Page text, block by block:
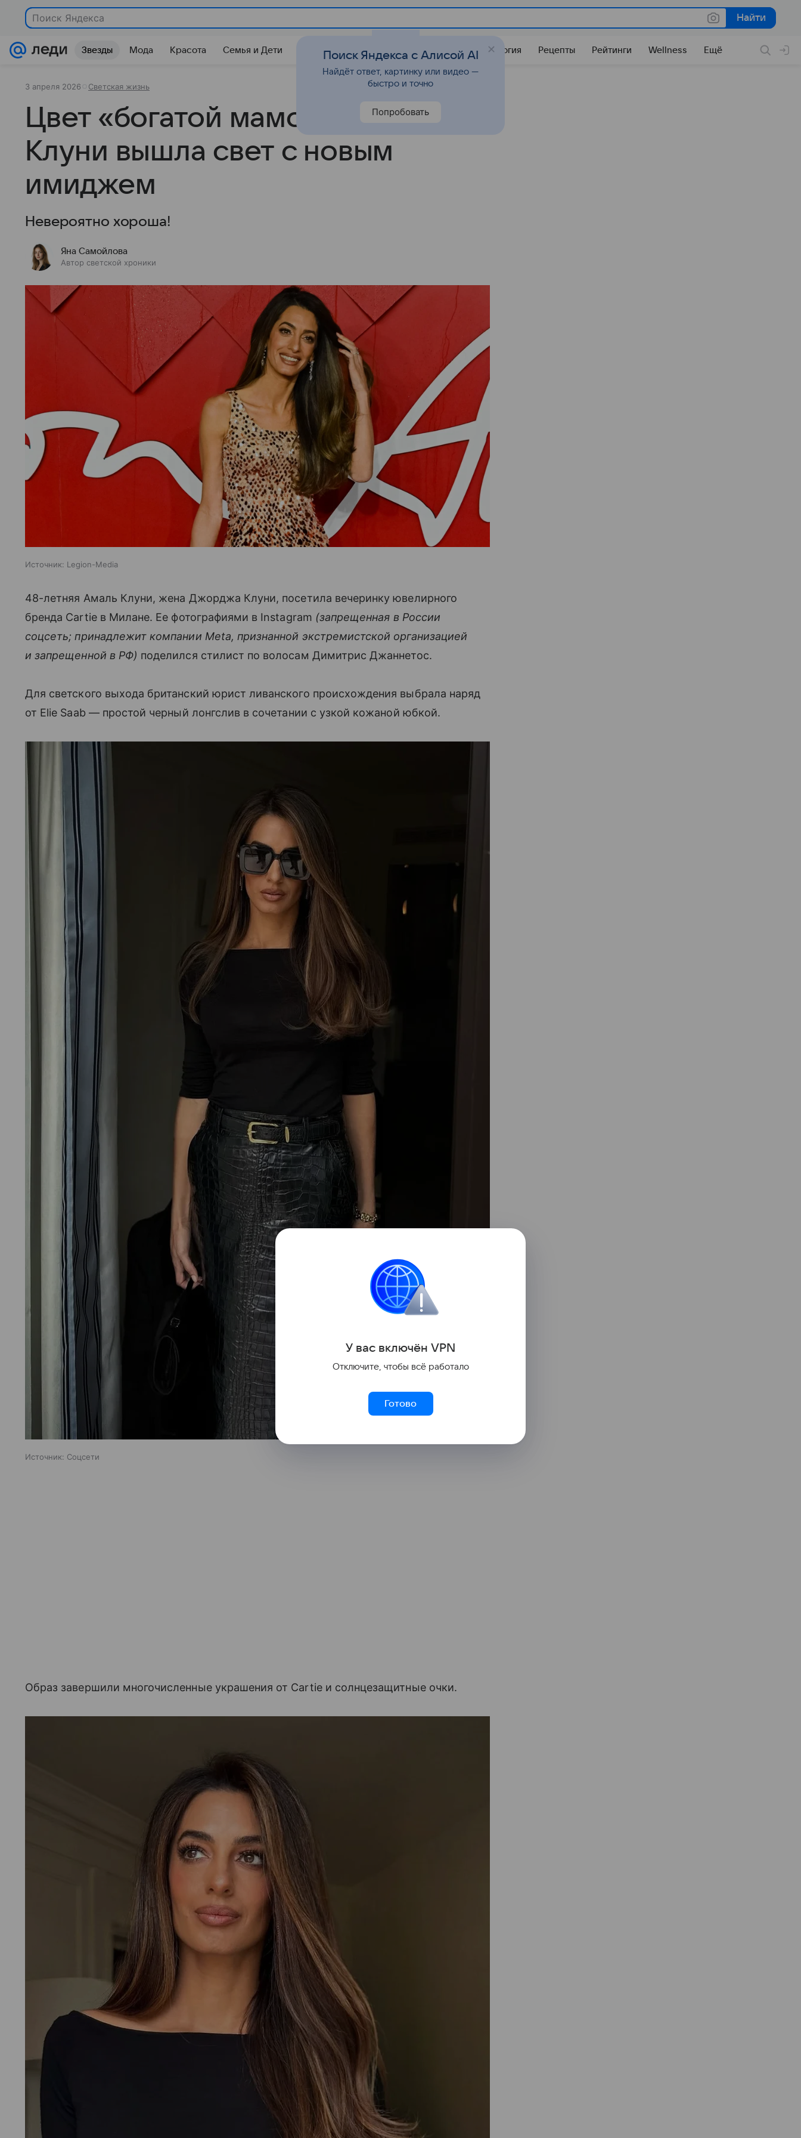
Поиск Яндекса Найти
Найти
Звезды Мода Красота Семья и Дети Гороскопы Стиль жизни Психология Рецепты Рейтинги Wellness Ещё
3 апреля 2026 Светская жизнь
Цвет «богатой мамочки»: Амаль
Клуни вышла свет с новым
имиджем
Невероятно хороша!
Яна Самойлова
Автор светской хроники
Источник: Legion-Media
48-летняя Амаль Клуни, жена Джорджа Клуни, посетила вечеринку ювелирного
бренда Cartie в Милане. Ее фотографиями в Instagram (запрещенная в России
соцсеть; принадлежит компании Meta, признанной экстремистской организацией
и запрещенной в РФ) поделился стилист по волосам Димитрис Джаннетос.
Для светского выхода британский юрист ливанского происхождения выбрала наряд
от Elie Saab — простой черный лонгслив в сочетании с узкой кожаной юбкой.
Источник: Соцсети
Образ завершили многочисленные украшения от Cartie и солнцезащитные очки.
У вас включён VPN
Отключите, чтобы всё работало
Готово
Поиск Яндекса с Алисой AI
Найдёт ответ, картинку или видео —
быстро и точно
Попробовать